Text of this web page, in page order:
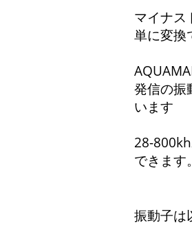
マイナス
単に変換
発信の振
います
28-
できます
振動子は